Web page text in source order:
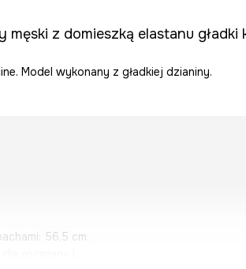
męski z domieszką elastanu gładki
Model wykonany z gładkiej dzianiny.
56,5 cm.